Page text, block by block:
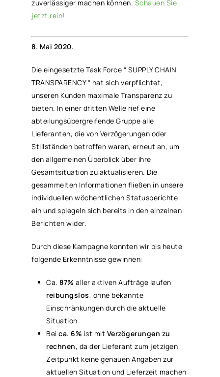
zuverlässiger machen können. Schauen Sie
jetzt rein!
8. Mai 2020.
Die eingesetzte Task Force “ SUPPLY CHAIN
TRANSPARENCY “ hat sich verpflichtet,
unseren Kunden maximale Transparenz zu
bieten. In einer dritten Welle rief eine
abteilungsübergreifende Gruppe alle
Lieferanten, die von Verzögerungen oder
Stillständen betroffen waren, erneut an, um
den allgemeinen Überblick über ihre
Gesamtsituation zu aktualisieren. Die
gesammelten Informationen fließen in unsere
individuellen wöchentlichen Statusberichte
ein und spiegeln sich bereits in den einzelnen
Berichten wider.
Durch diese Kampagne konnten wir bis heute
folgende Erkenntnisse gewinnen:
Ca. 87% aller aktiven Aufträge laufen
reibungslos, ohne bekannte
Einschränkungen durch die aktuelle
Situation
Bei ca. 6% ist mit Verzögerungen zu
rechnen, da der Lieferant zum jetzigen
Zeitpunkt keine genauen Angaben zur
aktuellen Situation und Lieferzeit machen